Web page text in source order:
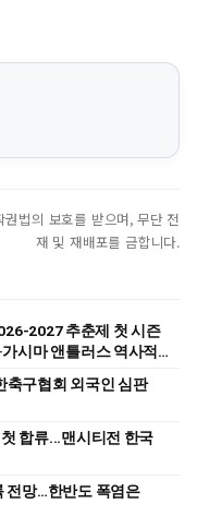
법의 보호를 받으며, 무단 전
재 및 재배포를 금합니다.
2027 추춘제 첫 시즌
시마 앤틀러스 역사적
축구협회 외국인 심판
합류...맨시티전 한국
전망…한반도 폭염은